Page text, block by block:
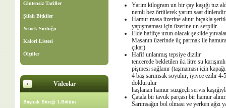
Glutensiz Tarifler
Şifalı Bitkiler
Yemek Sözlüğü
Kalori Listesi
Ölçüler
Videolar
Boşnak Böreği 1.Bölüm
Yarım kilogram un bir çay kaşığı tuz
nemli bez örtülerek yarım saat
Hamur masa üzerine alınır bıçakla
yapışmaması için üzerine un serpilir
Elde hafifçe uzun olacak şekilde
Masanın üzerinde üç parmak ile
çıkar)
Hafif unlanmış tepsiye dizilir
tencerede bekletilen iki litre su
pişmesi sağlanır (taşmaması için
4 baş sarımsak soyulur, iyiyce ezilir 4-
doldurulur
haşlanan hamur süzgeçli servis
Çatala bir tavuk parçası bir hamur
Sarımsağın bol olması ve yerken ağzı